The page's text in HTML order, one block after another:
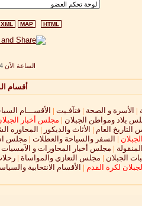
XML MAP HTML
الساعة الآن
أقسام
| الأسرة و الصحة | فتآفـيت | الأقســـام
بلاد ومواطن الجبلان | مجلس أخبار
التاريخ العام | الأثاث والديكور | المحاوره
الجبلان | السفر والسياحة والعطلات | مجلس
| مجلس أخبار المحاورات و الآمسيات
الجبلان | مجلس التعازي والمواساة |
لكرة القدم | الأقسام الانتخابية